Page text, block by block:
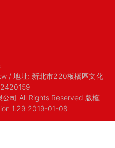
/ 地址: 新北市220板橋區文化
司 All Rights Reserved 版權
1.29 2019-01-08